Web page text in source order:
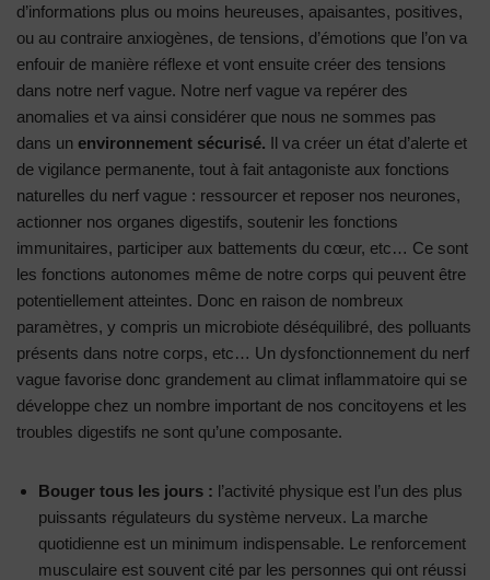
d’informations plus ou moins heureuses, apaisantes, positives,
ou au contraire anxiogènes, de tensions, d’émotions que l’on va
enfouir de manière réflexe et vont ensuite créer des tensions
dans notre nerf vague. Notre nerf vague va repérer des
anomalies et va ainsi considérer que nous ne sommes pas
dans un environnement sécurisé. Il va créer un état d’alerte et
de vigilance permanente, tout à fait antagoniste aux fonctions
naturelles du nerf vague : ressourcer et reposer nos neurones,
actionner nos organes digestifs, soutenir les fonctions
immunitaires, participer aux battements du cœur, etc… Ce sont
les fonctions autonomes même de notre corps qui peuvent être
potentiellement atteintes. Donc en raison de nombreux
paramètres, y compris un microbiote déséquilibré, des polluants
présents dans notre corps, etc… Un dysfonctionnement du nerf
vague favorise donc grandement au climat inflammatoire qui se
développe chez un nombre important de nos concitoyens et les
troubles digestifs ne sont qu’une composante.
Bouger tous les jours : l’activité physique est l’un des plus
puissants régulateurs du système nerveux. La marche
quotidienne est un minimum indispensable. Le renforcement
musculaire est souvent cité par les personnes qui ont réussi